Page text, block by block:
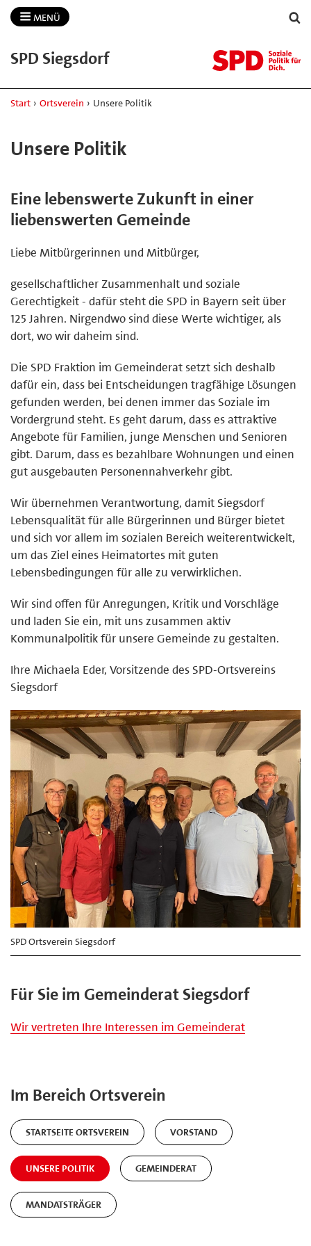
MENÜ
SPD Siegsdorf
Start › Ortsverein › Unsere Politik
Unsere Politik
Eine lebenswerte Zukunft in einer
liebenswerten Gemeinde
Liebe Mitbürgerinnen und Mitbürger,
gesellschaftlicher Zusammenhalt und soziale
Gerechtigkeit - dafür steht die SPD in Bayern seit über
125 Jahren. Nirgendwo sind diese Werte wichtiger, als
dort, wo wir daheim sind.
Die SPD Fraktion im Gemeinderat setzt sich deshalb
dafür ein, dass bei Entscheidungen tragfähige Lösungen
gefunden werden, bei denen immer das Soziale im
Vordergrund steht. Es geht darum, dass es attraktive
Angebote für Familien, junge Menschen und Senioren
gibt. Darum, dass es bezahlbare Wohnungen und einen
gut ausgebauten Personennahverkehr gibt.
Wir übernehmen Verantwortung, damit Siegsdorf
Lebensqualität für alle Bürgerinnen und Bürger bietet
und sich vor allem im sozialen Bereich weiterentwickelt,
um das Ziel eines Heimatortes mit guten
Lebensbedingungen für alle zu verwirklichen.
Wir sind offen für Anregungen, Kritik und Vorschläge
und laden Sie ein, mit uns zusammen aktiv
Kommunalpolitik für unsere Gemeinde zu gestalten.
Ihre Michaela Eder, Vorsitzende des SPD-Ortsvereins
Siegsdorf
SPD Ortsverein Siegsdorf
Für Sie im Gemeinderat Siegsdorf
Wir vertreten Ihre Interessen im Gemeinderat
Im Bereich Ortsverein
STARTSEITE ORTSVEREIN VORSTAND
UNSERE POLITIK GEMEINDERAT
MANDATSTRÄGER